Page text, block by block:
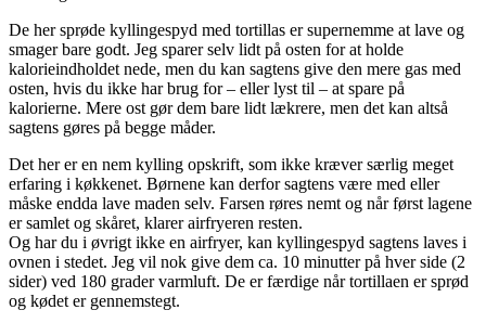
De her sprøde kyllingespyd med tortillas er supernemme at lave og
smager bare godt. Jeg sparer selv lidt på osten for at holde
kalorieindholdet nede, men du kan sagtens give den mere gas med
osten, hvis du ikke har brug for – eller lyst til – at spare på
kalorierne. Mere ost gør dem bare lidt lækrere, men det kan altså
sagtens gøres på begge måder.
Det her er en nem kylling opskrift, som ikke kræver særlig meget
erfaring i køkkenet. Børnene kan derfor sagtens være med eller
måske endda lave maden selv. Farsen røres nemt og når først lagene
er samlet og skåret, klarer airfryeren resten.
Og har du i øvrigt ikke en airfryer, kan kyllingespyd sagtens laves i
ovnen i stedet. Jeg vil nok give dem ca. 10 minutter på hver side (2
sider) ved 180 grader varmluft. De er færdige når tortillaen er sprød
og kødet er gennemstegt.